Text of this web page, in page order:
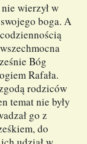
wierzył w
boga. A
Bóg
Rafała.
rodziców
temat nie były
go z
do